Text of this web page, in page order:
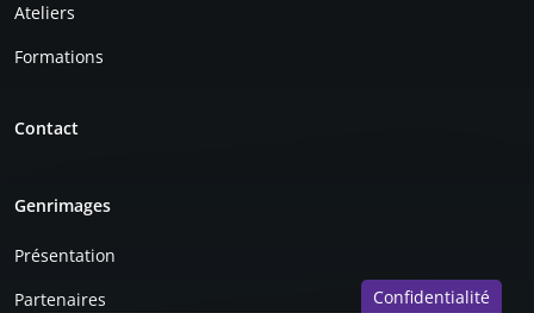
Ateliers
Formations
Contact
Genrimages
Présentation
Partenaires
Confidentialité